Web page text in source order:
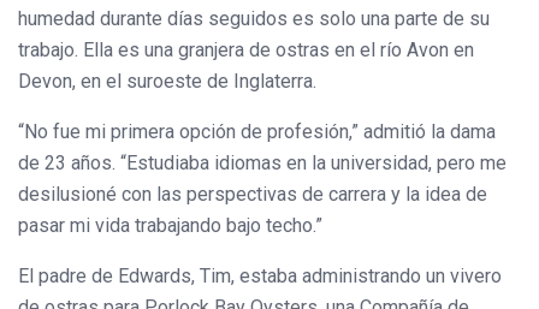
humedad durante días seguidos es solo una parte de su
trabajo. Ella es una granjera de ostras en el río Avon en
Devon, en el suroeste de Inglaterra.
“No fue mi primera opción de profesión,” admitió la dama
de 23 años. “Estudiaba idiomas en la universidad, pero me
desilusioné con las perspectivas de carrera y la idea de
pasar mi vida trabajando bajo techo.”
El padre de Edwards, Tim, estaba administrando un vivero